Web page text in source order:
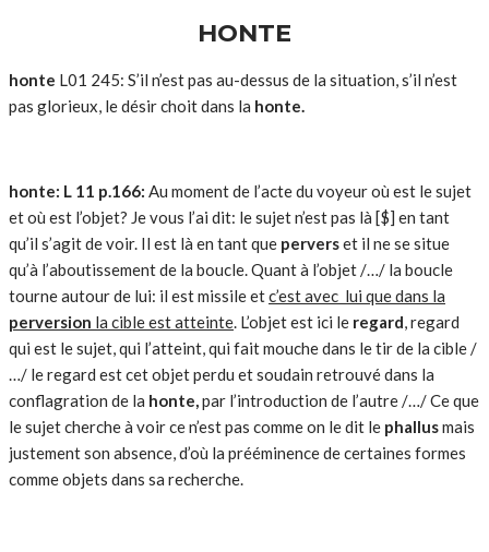
HONTE
honte L01 245: S’il n’est pas au-dessus de la situation, s’il n’est
pas glorieux, le désir choit dans la honte.
honte: L 11 p.166: Au moment de l’acte du voyeur où est le sujet
et où est l’objet? Je vous l’ai dit: le sujet n’est pas là [$] en tant
qu’il s’agit de voir. Il est là en tant que perverset il ne se situe
qu’à l’aboutissement de la boucle. Quant à l’objet /…/ la boucle
tourne autour de lui: il est missile etc’est avec lui que dans la
perversion la cible est atteinte. L’objet est ici le regard, regard
qui est le sujet, qui l’atteint, qui fait mouche dans le tir de la cible /
…/ le regard est cet objet perdu et soudain retrouvé dans la
conflagration de la honte,par l’introduction de l’autre /…/ Ce que
le sujet cherche à voir ce n’est pas comme on le dit le phallusmais
justement son absence, d’où la prééminence de certaines formes
comme objets dans sa recherche.